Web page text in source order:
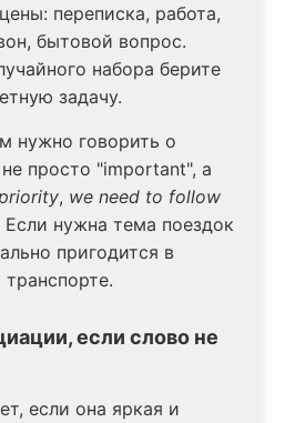
переписка, работа,
бытовой вопрос.
набора берите
задачу.
нужно говорить о
просто "important", а
, we need to follow
Если нужна тема поездок
пригодится в
если слово не
если она яркая и